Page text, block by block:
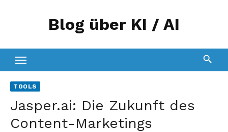
Blog über KI / AI
TOOLS
Jasper.ai: Die Zukunft des
Content-Marketings